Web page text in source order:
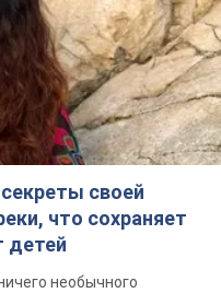
своей
что сохраняет
детей
необычного